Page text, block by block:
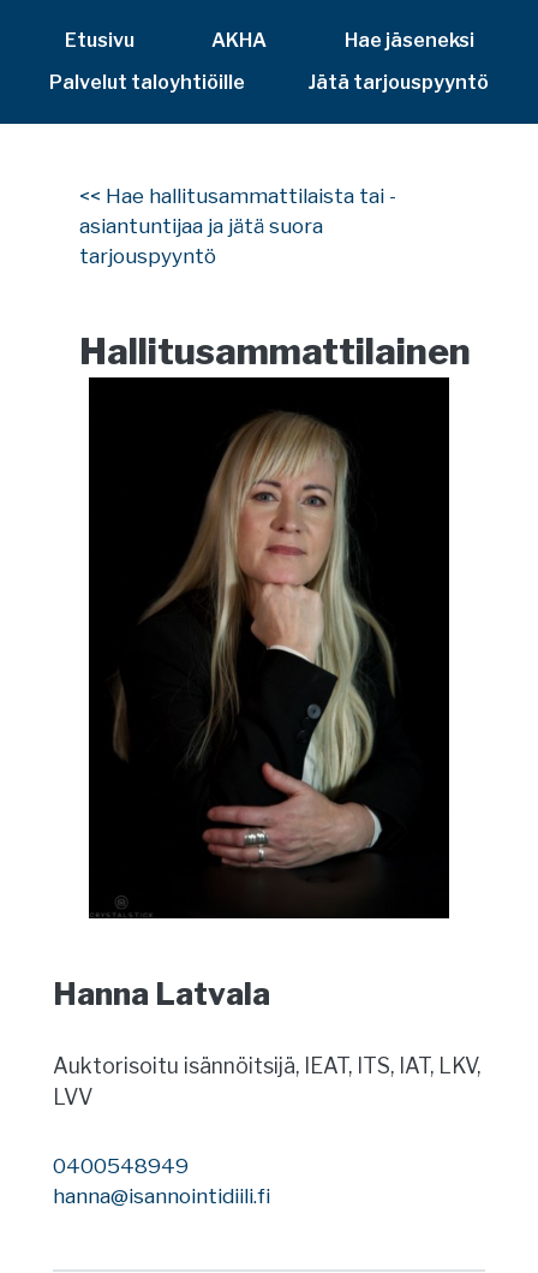
Etusivu AKHA
Hae jäseneksi
Palvelut taloyhtiöille
Jätä tarjouspyyntö
<< Hae hallitusammattilaista tai -
asiantuntijaa ja jätä suora
tarjouspyyntö
Hallitusammattilainen
Hanna Latvala
Auktorisoitu isännöitsijä, IEAT, ITS, IAT, LKV,
LVV
0400548949
hanna@isannointidiili.fi